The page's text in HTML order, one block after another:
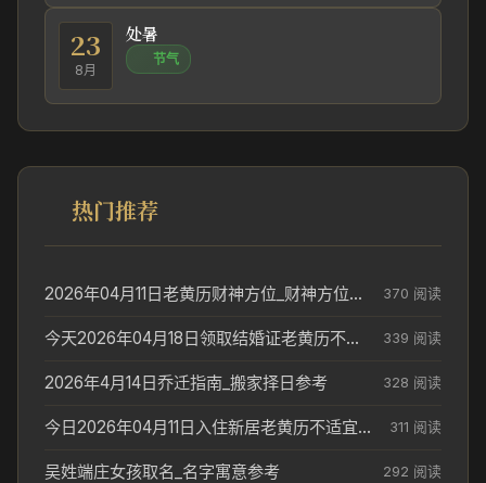
23
8月
处暑
节气
热门推荐
2026年04月11日老黄历财神方位_财神方位与供奉讲究 370 阅读
今天2026年04月18日领取结婚证老黄历不适合吗_领证日期参考 339 阅读
2026年4月14日乔迁指南_搬家择日参考 328 阅读
今日2026年04月11日入住新居老黄历不适宜吗_搬家择日参考 311 阅读
吴姓端庄女孩取名_名字寓意参考 292 阅读